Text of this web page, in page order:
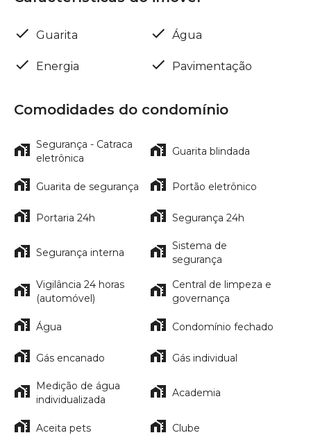
Guarita Água
Energia Pavimentação
Comodidades do condomínio
Segurança - Catraca
eletrônica
Guarita blindada
Guarita de segurança Portão eletrônico
Portaria 24h Segurança 24h
Segurança interna
Sistema de
segurança
Vigilância 24 horas
(automóvel)
Central de limpeza e
governança
Água Condomínio fechado
Gás encanado Gás individual
Medição de água
individualizada
Academia
Aceita pets Clube